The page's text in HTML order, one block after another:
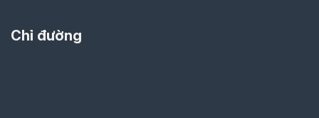
Chỉ đường